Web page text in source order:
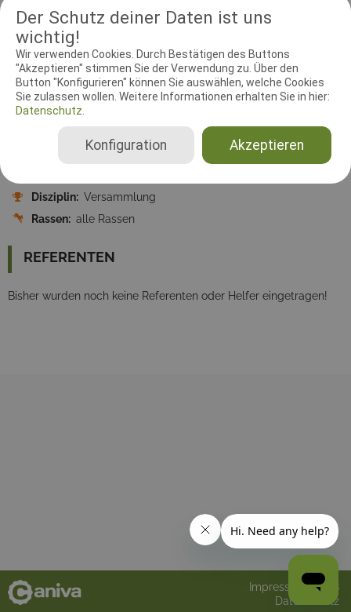
Der Schutz deiner Daten ist uns
wichtig!
Wir verwenden Cookies. Durch Bestätigen des Buttons
"Akzeptieren" stimmen Sie der Verwendung zu. Über den
Button "Konfigurieren" können Sie auswählen, welche Cookies
Sie zulassen wollen. Weitere Informationen erhalten Sie in hier:
Datenschutz.
Akzeptieren
Konfiguration
Versammlungsleiter Dokumente
Zeitzone: Europe/Copenhagen
Startdatum: 26.05.2018 04:00:00
Enddatum:
Meldebeginn:
20.05.2018 00:00:00
Meldeschluss:26.05.2018 00:00:00
Disziplin: Versammlung
Rassen: alle Rassen
REFERENTEN
Bisher wurden noch keine Referenten oder Helfer eingetragen!
Impressum
AGB
Datenschutz